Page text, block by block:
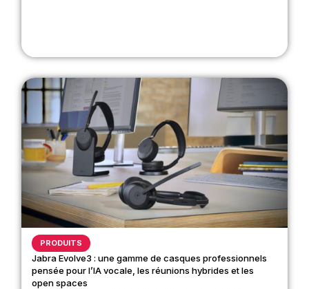
PRODUITS
Jabra Evolve3 : une gamme de casques professionnels
pensée pour l’IA vocale, les réunions hybrides et les
open spaces